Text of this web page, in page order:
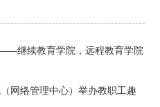
继续教育学院，远程教育学院
网络管理中心）举办教职工趣